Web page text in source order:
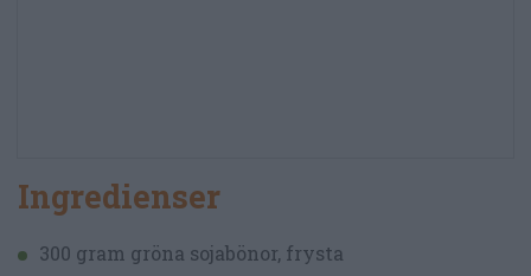
Ingredienser
300 gram gröna sojabönor, frysta